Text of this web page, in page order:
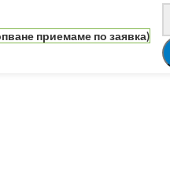
приемаме по заявка)